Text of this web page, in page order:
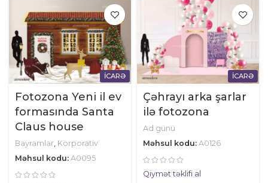
İCARƏ
Fotozona Yeni il ev
formasında Santa
Claus house
Bayramlar, Korporativ
Məhsul kodu: A0095
İCARƏ
Çəhrayı arka şarlar
ilə fotozona
Ad günü
Məhsul kodu: A0126
Qiymət təklifi al